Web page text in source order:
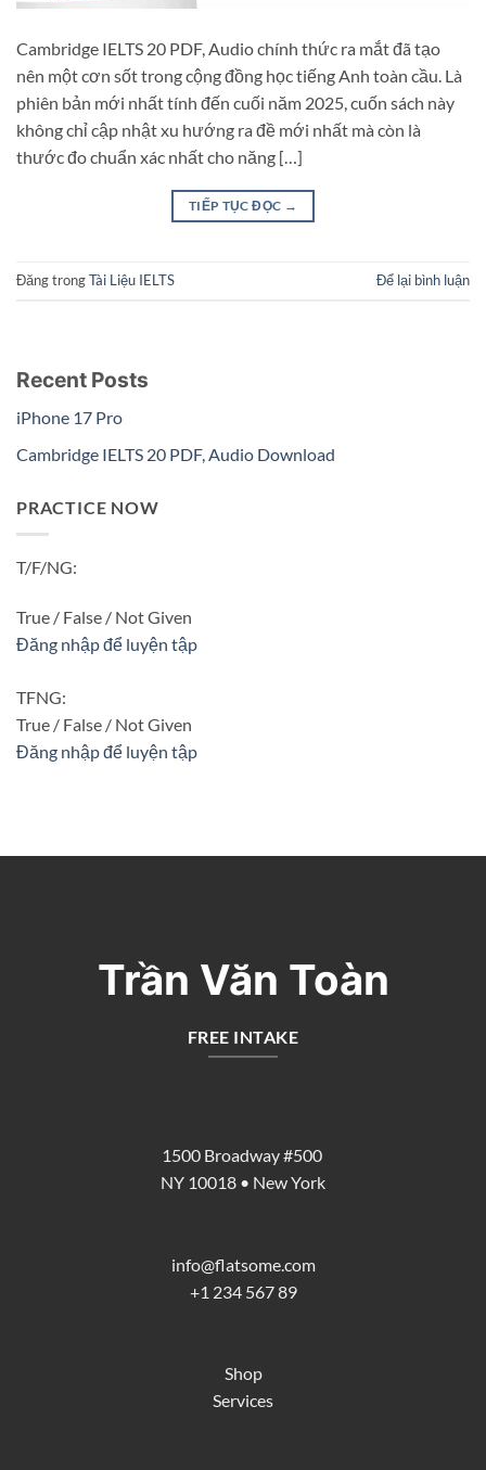
Cambridge IELTS 20 PDF, Audio chính thức ra mắt đã tạo
nên một cơn sốt trong cộng đồng học tiếng Anh toàn cầu. Là
phiên bản mới nhất tính đến cuối năm 2025, cuốn sách này
không chỉ cập nhật xu hướng ra đề mới nhất mà còn là
thước đo chuẩn xác nhất cho năng […]
TIẾP TỤC ĐỌC →
Đăng trongTài Liệu IELTS Để lại bình luận
Recent Posts
iPhone 17 Pro
Cambridge IELTS 20 PDF, Audio Download
PRACTICE NOW
T/F/NG:
True / False / Not Given
Đăng nhập để luyện tập
TFNG:
True / False / Not Given
Đăng nhập để luyện tập
Trần Văn Toàn
FREE INTAKE
1500 Broadway #500
NY 10018 • New York
info@flatsome.com
+1 234 567 89
Shop
Services